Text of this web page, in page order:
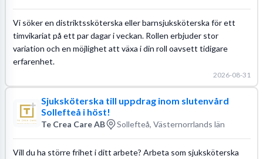
Vi söker en distriktssköterska eller barnsjuksköterska för ett
timvikariat på ett par dagar i veckan. Rollen erbjuder stor
variation och en möjlighet att växa i din roll oavsett tidigare
erfarenhet.
2026-08-31
Sjuksköterska till uppdrag inom slutenvård
Sollefteå i höst!
Te Crea Care AB Sollefteå, Västernorrlands län
Vill du ha större frihet i ditt arbete? Arbeta som sjuksköterska